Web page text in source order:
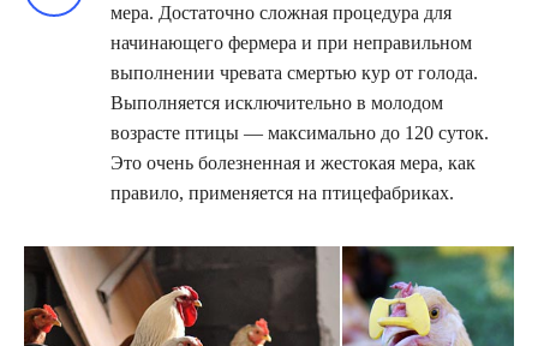
мера. Достаточно сложная процедура для
начинающего фермера и при неправильном
выполнении чревата смертью кур от голода.
Выполняется исключительно в молодом
возрасте птицы — максимально до 120 суток.
Это очень болезненная и жестокая мера, как
правило, применяется на птицефабриках.